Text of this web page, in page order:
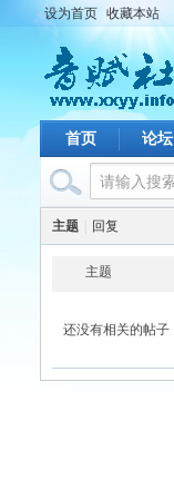
设为首页 收藏本站
首页 论坛
主题 回复
主题
还没有相关的帖子